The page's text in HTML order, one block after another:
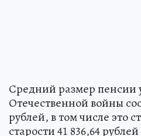
Средний размер пенсии
Отечественной войны
рублей, в том числе это
старости 41 836,64